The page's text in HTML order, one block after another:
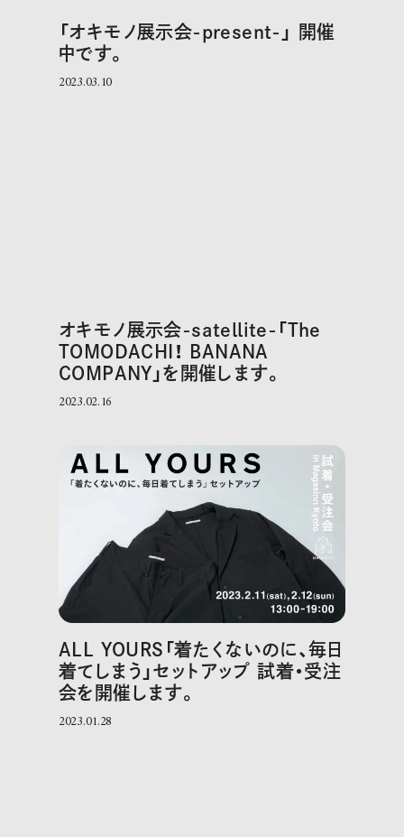
「オキモノ展示会-present-」 開催
中です。
2023.03.10
オキモノ展示会-satellite-「The
TOMODACHI！ BANANA
COMPANY」を開催します。
2023.02.16
ALL YOURS「着たくないのに、毎日
着てしまう」セットアップ 試着・受注
会を開催します。
2023.01.28